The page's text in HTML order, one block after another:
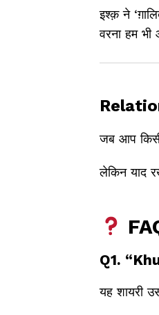
इश्क़ ने
वरना हम
जब आप
लेकिन याद
Q1.
यह शायरी